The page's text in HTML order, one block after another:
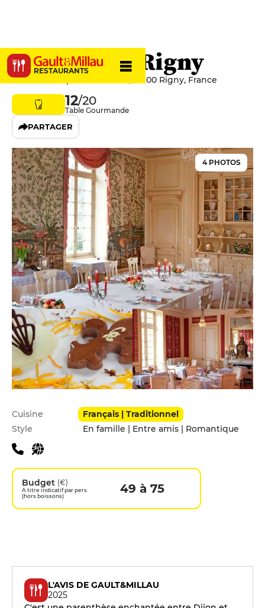
RESTAURANTS
Château de Rigny
70 Rue des Époux Blanchot, 70100 Rigny, France
12/20
Table Gourmande
PARTAGER
4 PHOTOS
Infos pratiques
Cuisine
Français | Traditionnel
Style
En famille | Entre amis | Romantique
Budget (€)
A titre indicatif par pers.
(hors boissons)
49 à 75
L'AVIS DE GAULT&MILLAU
2025